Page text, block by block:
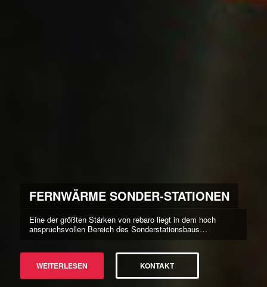
FERNWÄRME SONDER-STATIONEN
Eine der größten Stärken von rebaro liegt in dem hoch
anspruchsvollen Bereich des Sonderstationsbaus…
WEITERLESEN KONTAKT